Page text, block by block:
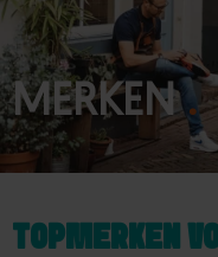
MERKEN.
TOPMERKEN